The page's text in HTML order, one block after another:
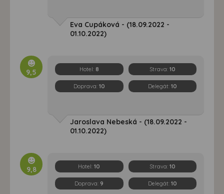
Eva Cupáková - (18.09.2022 -
01.10.2022)
9,5 Hotel: 8 Strava: 10
Doprava: 10 Delegát: 10
Jaroslava Nebeská - (18.09.2022 -
01.10.2022)
9,8 Hotel:10 Strava: 10
Doprava: 9 Delegát: 10